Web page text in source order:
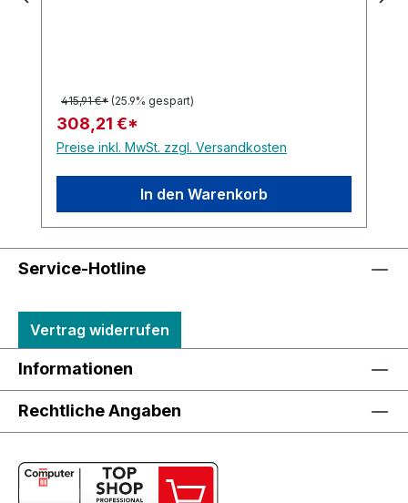
415,91 €* (25.9% gespart)
308,21 €*
Preise inkl. MwSt. zzgl. Versandkosten
In den Warenkorb
Service-Hotline
Vertrag widerrufen
Informationen
Rechtliche Angaben